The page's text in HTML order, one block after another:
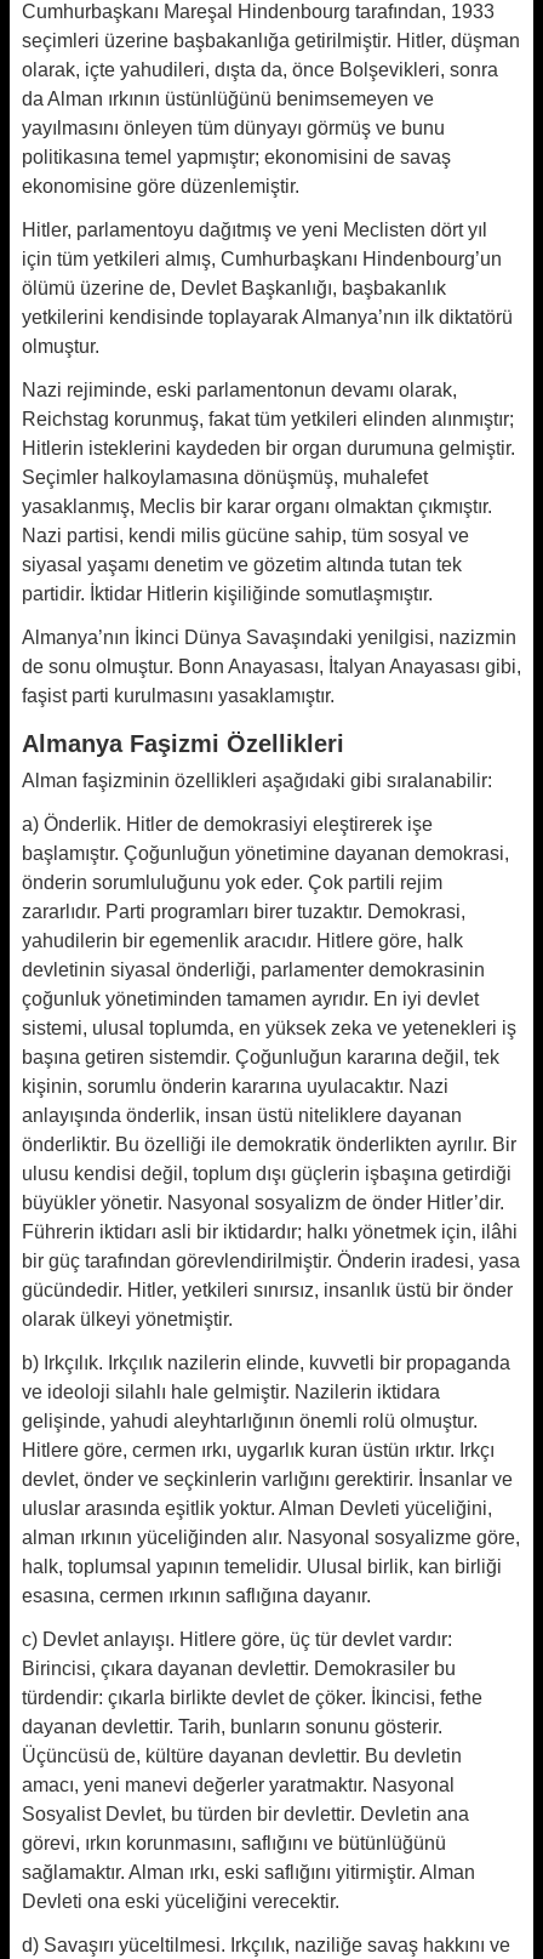
Cumhurbaşkanı Mareşal Hindenbourg tarafından, 1933
seçimleri üzerine başbakanlığa getirilmiştir. Hitler, düşman
olarak, içte yahudileri, dışta da, önce Bolşevikleri, sonra
da Alman ırkının üstünlüğünü benimsemeyen ve
yayılmasını önleyen tüm dünyayı görmüş ve bunu
politikasına temel yapmıştır; ekonomisini de savaş
ekonomisine göre düzenlemiştir.
Hitler, parlamentoyu dağıtmış ve yeni Meclisten dört yıl
için tüm yetkileri almış, Cumhurbaşkanı Hindenbourg’un
ölümü üzerine de, Devlet Başkanlığı, başbakanlık
yetkilerini kendisinde toplayarak Almanya’nın ilk diktatörü
olmuştur.
Nazi rejiminde, eski parlamentonun devamı olarak,
Reichstag korunmuş, fakat tüm yetkileri elinden alınmıştır;
Hitlerin isteklerini kaydeden bir organ durumuna gelmiştir.
Seçimler halkoylamasına dönüşmüş, muhalefet
yasaklanmış, Meclis bir karar organı olmaktan çıkmıştır.
Nazi partisi, kendi milis gücüne sahip, tüm sosyal ve
siyasal yaşamı denetim ve gözetim altında tutan tek
partidir. İktidar Hitlerin kişiliğinde somutlaşmıştır.
Almanya’nın İkinci Dünya Savaşındaki yenilgisi, nazizmin
de sonu olmuştur. Bonn Anayasası, İtalyan Anayasası gibi,
faşist parti kurulmasını yasaklamıştır.
Almanya Faşizmi Özellikleri
Alman faşizminin özellikleri aşağıdaki gibi sıralanabilir:
a) Önderlik. Hitler de demokrasiyi eleştirerek işe
başlamıştır. Çoğunluğun yönetimine dayanan demokrasi,
önderin sorumluluğunu yok eder. Çok partili rejim
zararlıdır. Parti programları birer tuzaktır. Demokrasi,
yahudilerin bir egemenlik aracıdır. Hitlere göre, halk
devletinin siyasal önderliği, parlamenter demokrasinin
çoğunluk yönetiminden tamamen ayrıdır. En iyi devlet
sistemi, ulusal toplumda, en yüksek zeka ve yetenekleri iş
başına getiren sistemdir. Çoğunluğun kararına değil, tek
kişinin, sorumlu önderin kararına uyulacaktır. Nazi
anlayışında önderlik, insan üstü niteliklere dayanan
önderliktir. Bu özelliği ile demokratik önderlikten ayrılır. Bir
ulusu kendisi değil, toplum dışı güçlerin işbaşına getirdiği
büyükler yönetir. Nasyonal sosyalizm de önder Hitler’dir.
Führerin iktidarı asli bir iktidardır; halkı yönetmek için, ilâhi
bir güç tarafından görevlendirilmiştir. Önderin iradesi, yasa
gücündedir. Hitler, yetkileri sınırsız, insanlık üstü bir önder
olarak ülkeyi yönetmiştir.
b) Irkçılık. Irkçılık nazilerin elinde, kuvvetli bir propaganda
ve ideoloji silahlı hale gelmiştir. Nazilerin iktidara
gelişinde, yahudi aleyhtarlığının önemli rolü olmuştur.
Hitlere göre, cermen ırkı, uygarlık kuran üstün ırktır. Irkçı
devlet, önder ve seçkinlerin varlığını gerektirir. İnsanlar ve
uluslar arasında eşitlik yoktur. Alman Devleti yüceliğini,
alman ırkının yüceliğinden alır. Nasyonal sosyalizme göre,
halk, toplumsal yapının temelidir. Ulusal birlik, kan birliği
esasına, cermen ırkının saflığına dayanır.
c) Devlet anlayışı. Hitlere göre, üç tür devlet vardır:
Birincisi, çıkara dayanan devlettir. Demokrasiler bu
türdendir: çıkarla birlikte devlet de çöker. İkincisi, fethe
dayanan devlettir. Tarih, bunların sonunu gösterir.
Üçüncüsü de, kültüre dayanan devlettir. Bu devletin
amacı, yeni manevi değerler yaratmaktır. Nasyonal
Sosyalist Devlet, bu türden bir devlettir. Devletin ana
görevi, ırkın korunmasını, saflığını ve bütünlüğünü
sağlamaktır. Alman ırkı, eski saflığını yitirmiştir. Alman
Devleti ona eski yüceliğini verecektir.
d) Savaşırı yüceltilmesi. Irkçılık, naziliğe savaş hakkını ve